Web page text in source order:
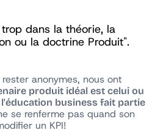
dans la théorie, la
ou la doctrine Produit".
anonymes, nous ont
produit idéal est celui ou
business fait partie
se renferme pas quand son
un KPI!